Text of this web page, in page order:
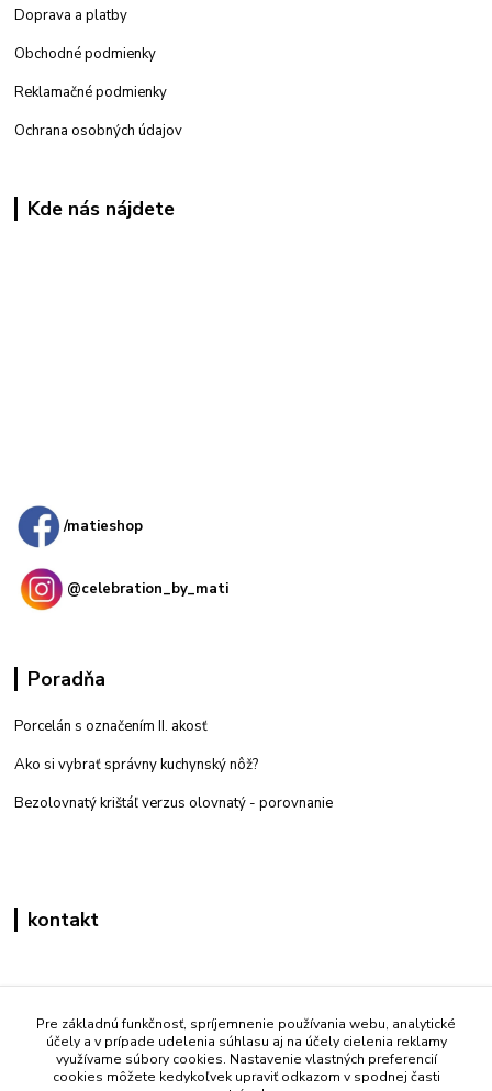
Doprava a platby
Obchodné podmienky
Reklamačné podmienky
Ochrana osobných údajov
Kde nás nájdete
/matieshop
@celebration_by_mati
Poradňa
Porcelán s označením II. akosť
Ako si vybrať správny kuchynský nôž?
Bezolovnatý krištáľ verzus olovnatý - porovnanie
kontakt
+421 908 861 051
(Po - Pia 7:30-15:30)
info@mati.sk
Pre základnú funkčnosť, spríjemnenie používania webu, analytické
účely a v prípade udelenia súhlasu aj na účely cielenia reklamy
využívame súbory cookies. Nastavenie vlastných preferencií
cookies môžete kedykoľvek upraviť odkazom v spodnej časti